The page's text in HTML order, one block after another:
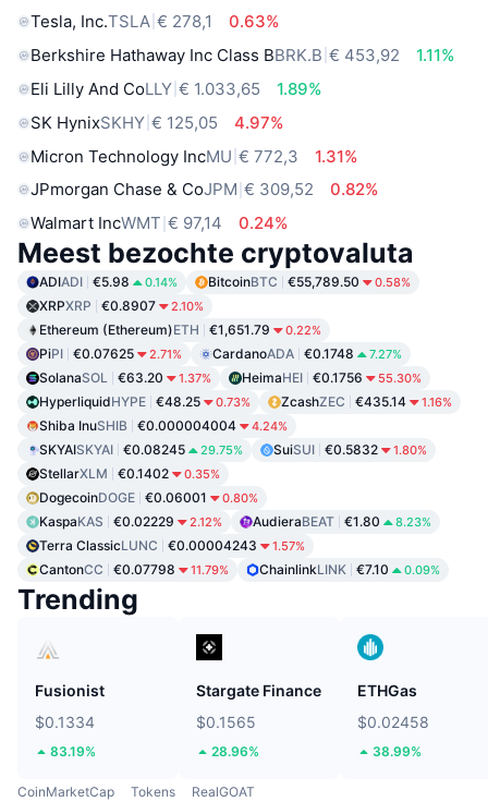
Tesla, Inc.TSLA € 278,1
0.63%
Berkshire Hathaway Inc Class BBRK.B € 453,92
1.11%
Eli Lilly And CoLLY € 1.033,65
1.89%
SK HynixSKHY € 125,05
4.97%
Micron Technology IncMU € 772,3
1.31%
JPmorgan Chase & CoJPM € 309,52
0.82%
Walmart IncWMT € 97,14 0.24%
Meest bezochte cryptovaluta
ADIADI €5.98 0.14% BitcoinBTC €55,789.50 0.58%
XRPXRP €0.8907 2.10%
Ethereum (Ethereum)ETH €1,651.79 0.22%
PiPI €0.07625 2.71% CardanoADA €0.1748 7.27%
SolanaSOL €63.20 1.37% HeimaHEI €0.1756 55.30%
HyperliquidHYPE €48.25 0.73% ZcashZEC €435.14 1.16%
Shiba InuSHIB €0.000004004 4.24%
SKYAISKYAI €0.08245 29.75% SuiSUI €0.5832 1.80%
StellarXLM €0.1402 0.35%
DogecoinDOGE €0.06001 0.80%
KaspaKAS €0.02229 2.12% AudieraBEAT €1.80 8.23%
Terra ClassicLUNC €0.00004243 1.57%
CantonCC €0.07798 11.79% ChainlinkLINK €7.10 0.09%
Trending
Fusionist
$0.1334
83.19%
Stargate Finance
$0.1565
28.96%
ETHGas
$0.02458
38.99%
CoinMarketCap Tokens RealGOAT